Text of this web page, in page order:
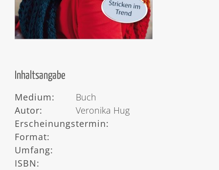
Inhaltsangabe
Medium:
Buch
Autor:
Veronika Hug
Erscheinungstermin:
Format:
Umfang:
ISBN: